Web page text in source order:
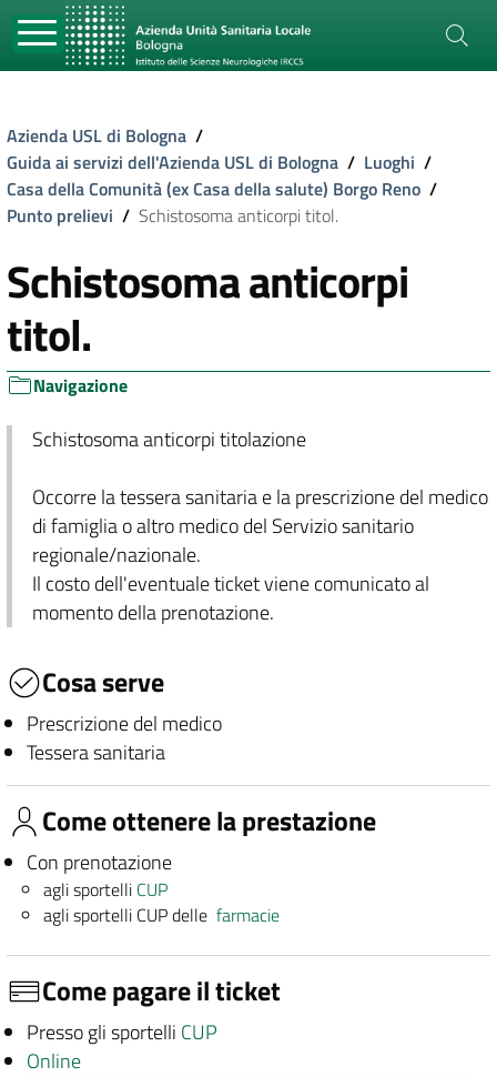
Azienda USL di Bologna /
Guida ai servizi dell'Azienda USL di Bologna / Luoghi /
Casa della Comunità (ex Casa della salute) Borgo Reno /
Punto prelievi / Schistosoma anticorpi titol.
Schistosoma anticorpi
titol.
Navigazione
Schistosoma anticorpi titolazione
Occorre la tessera sanitaria e la prescrizione del medico
di famiglia o altro medico del Servizio sanitario
regionale/nazionale.
Il costo dell'eventuale ticket viene comunicato al
momento della prenotazione.
Cosa serve
Prescrizione del medico
Tessera sanitaria
Come ottenere la prestazione
Con prenotazione
agli sportelli CUP
agli sportelli CUP dellefarmacie
Come pagare il ticket
Presso gli sportelli CUP
Online